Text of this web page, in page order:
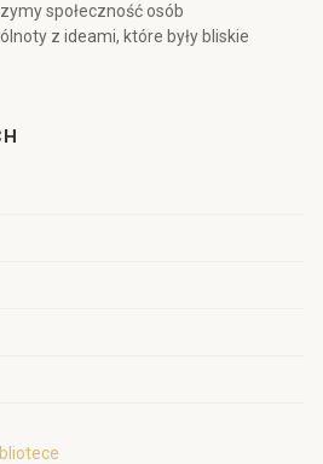
społeczność osób
z ideami, które były bliskie